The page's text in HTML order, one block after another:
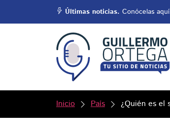
Últimas noticias. Conócelas
Inicio País ¿Quién es el